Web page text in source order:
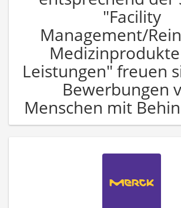
"Facility
Management/
Leistungen" freuen
Bewerbungen
Menschen mit